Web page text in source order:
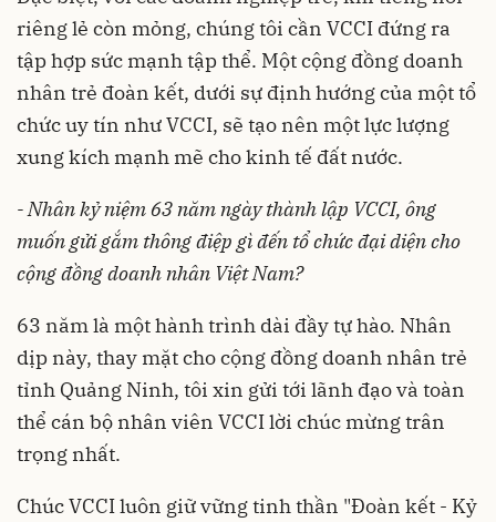
riêng lẻ còn mỏng, chúng tôi cần VCCI đứng ra
tập hợp sức mạnh tập thể. Một cộng đồng doanh
nhân trẻ đoàn kết, dưới sự định hướng của một tổ
chức uy tín như VCCI, sẽ tạo nên một lực lượng
xung kích mạnh mẽ cho kinh tế đất nước.
- Nhân kỷ niệm 63 năm ngày thành lập VCCI, ông
muốn gửi gắm thông điệp gì đến tổ chức đại diện cho
cộng đồng doanh nhân Việt Nam?
63 năm là một hành trình dài đầy tự hào. Nhân
dịp này, thay mặt cho cộng đồng doanh nhân trẻ
tỉnh Quảng Ninh, tôi xin gửi tới lãnh đạo và toàn
thể cán bộ nhân viên VCCI lời chúc mừng trân
trọng nhất.
Chúc VCCI luôn giữ vững tinh thần "Đoàn kết - Kỷ